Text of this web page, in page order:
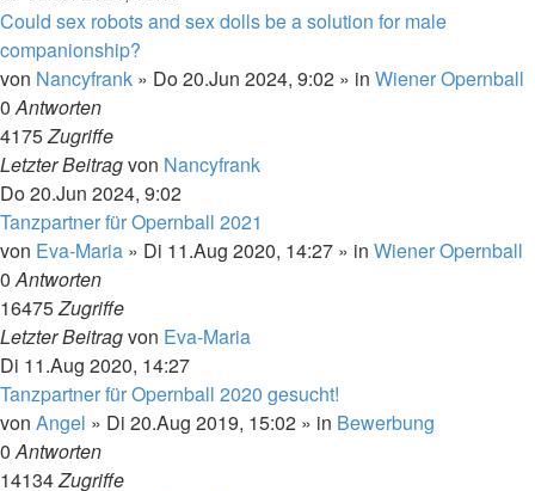
Could sex robots and sex dolls be a solution for male
companionship?
von Nancyfrank » Do 20.Jun 2024, 9:02 » in Wiener Opernball
0Antworten
4175Zugriffe
Letzter Beitragvon Nancyfrank
Do 20.Jun 2024, 9:02
Tanzpartner für Opernball 2021
von Eva-Maria » Di 11.Aug 2020, 14:27 » in Wiener Opernball
0Antworten
16475Zugriffe
Letzter Beitragvon Eva-Maria
Di 11.Aug 2020, 14:27
Tanzpartner für Opernball 2020 gesucht!
von Angel » Di 20.Aug 2019, 15:02 » in Bewerbung
0Antworten
14134Zugriffe